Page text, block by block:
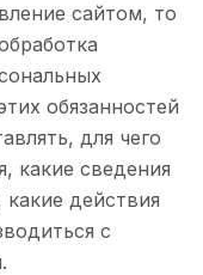
сайтом, то
обязанностей
для чего
какие сведения
действия
с